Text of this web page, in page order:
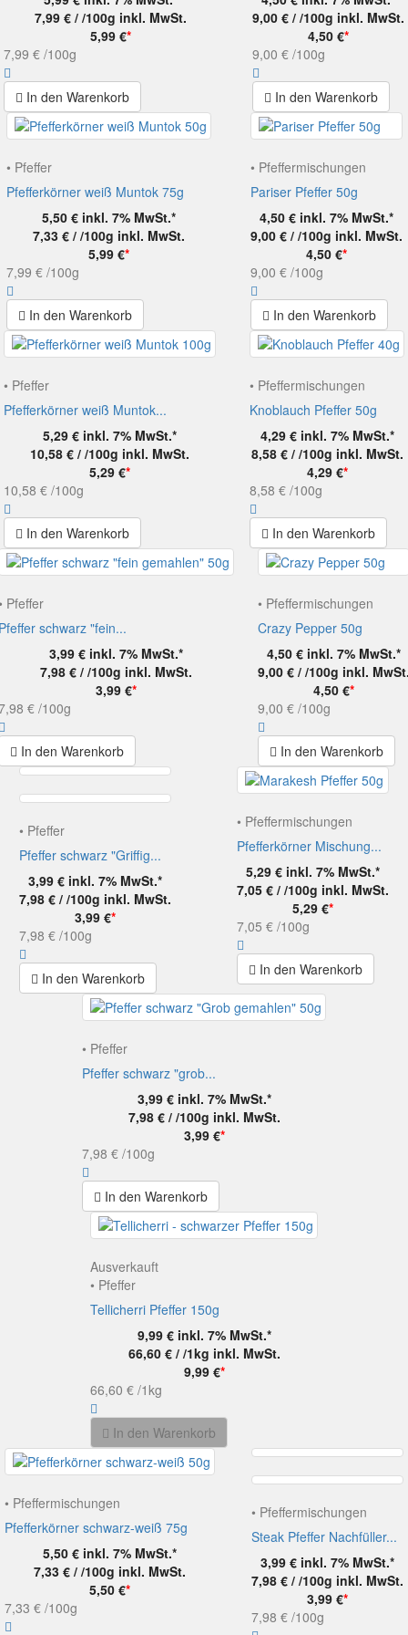
7,99 € / /100g inkl. MwSt.
5,99 €*
7,99 € /100g
In den Warenkorb
9,00 € / /100g inkl. MwSt.
4,50 €*
9,00 € /100g
In den Warenkorb
• Pfeffer
Pfefferkörner weiß Muntok 75g
5,50 € inkl. 7% MwSt.*
7,33 € / /100g inkl. MwSt.
5,99 €*
7,99 € /100g
In den Warenkorb
• Pfeffermischungen
Pariser Pfeffer 50g
4,50 € inkl. 7% MwSt.*
9,00 € / /100g inkl. MwSt.
4,50 €*
9,00 € /100g
In den Warenkorb
• Pfeffer
Pfefferkörner weiß Muntok...
5,29 € inkl. 7% MwSt.*
10,58 € / /100g inkl. MwSt.
5,29 €*
10,58 € /100g
In den Warenkorb
• Pfeffermischungen
Knoblauch Pfeffer 50g
4,29 € inkl. 7% MwSt.*
8,58 € / /100g inkl. MwSt.
4,29 €*
8,58 € /100g
In den Warenkorb
Pfeffer
schwarz "fein...
3,99 € inkl. 7% MwSt.*
7,98 € / /100g inkl. MwSt.
3,99 €*
€ /100g
In den Warenkorb
• Pfeffermischungen
Crazy Pepper 50g
4,50 € inkl. 7% MwSt.*
9,00 € / /100g inkl.
4,50 €*
9,00 € /100g
In den Warenkorb
• Pfeffer
Pfeffer schwarz "Griffig...
3,99 € inkl. 7% MwSt.*
7,98 € / /100g inkl. MwSt.
3,99 €*
7,98 € /100g
In den Warenkorb
• Pfeffermischungen
Pfefferkörner Mischung...
5,29 € inkl. 7% MwSt.*
7,05 € / /100g inkl. MwSt.
5,29 €*
7,05 € /100g
In den Warenkorb
• Pfeffer
Pfeffer schwarz "grob...
3,99 € inkl. 7% MwSt.*
7,98 € / /100g inkl. MwSt.
3,99 €*
7,98 € /100g
In den Warenkorb
Ausverkauft
• Pfeffer
Tellicherri Pfeffer 150g
9,99 € inkl. 7% MwSt.*
66,60 € / /1kg inkl. MwSt.
9,99 €*
66,60 € /1kg
In den Warenkorb
• Pfeffermischungen
Pfefferkörner schwarz-weiß 75g
5,50 € inkl. 7% MwSt.*
7,33 € / /100g inkl. MwSt.
5,50 €*
7,33 € /100g
• Pfeffermischungen
Steak Pfeffer Nachfüller...
3,99 € inkl. 7% MwSt.*
7,98 € / /100g inkl. MwSt.
3,99 €*
7,98 € /100g